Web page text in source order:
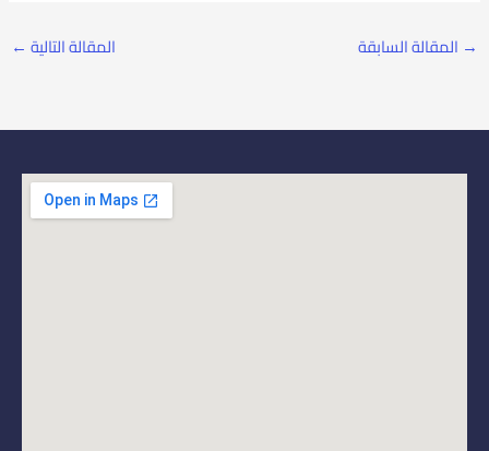
→ المقالة السابقة المقالة التالية ←